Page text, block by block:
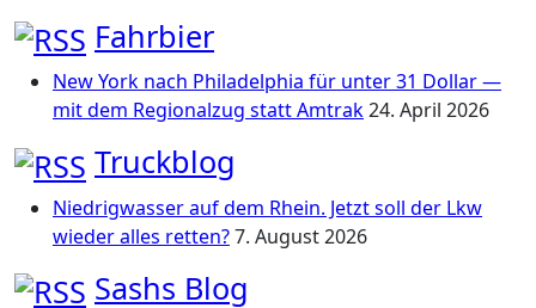
Fahrbier
New York nach Philadelphia für unter 31 Dollar —
mit dem Regionalzug statt Amtrak24. April 2026
Truckblog
Niedrigwasser auf dem Rhein. Jetzt soll der Lkw
wieder alles retten?7. August 2026
Sashs Blog